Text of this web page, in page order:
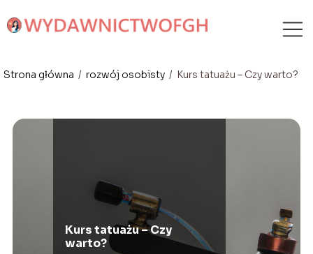
Strona główna / rozwój osobisty / Kurs tatuażu – Czy warto?
Kurs tatuażu – Czy
warto?